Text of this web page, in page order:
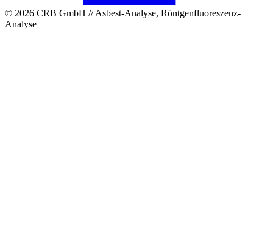
© 2026 CRB GmbH // Asbest-Analyse, Röntgenfluoreszenz-
Analyse